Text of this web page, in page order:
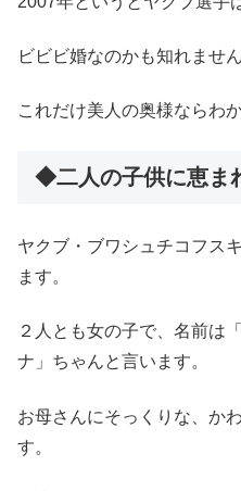
ビビビ婚なのかも知れません
これだけ美人の奥様ならわ
◆二人の子供に恵ま
ヤクブ・ブワシュチコフス
ます。
２人とも女の子で、名前は
ナ」ちゃんと言います。
お母さんにそっくりな、か
す。